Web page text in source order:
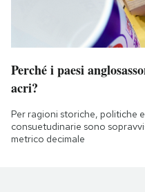
Perché i paesi
acri?
Per ragioni storiche, politiche
consuetudinarie sono
metrico decimale